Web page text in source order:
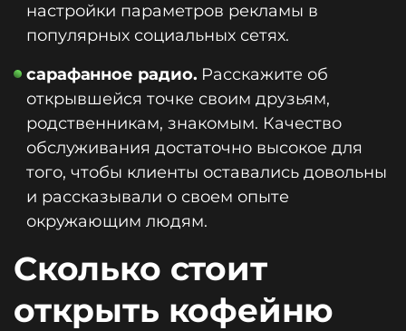
настройки параметров рекламы в
популярных социальных сетях.
сарафанное радио. Расскажите об
открывшейся точке своим друзьям,
родственникам, знакомым. Качество
обслуживания достаточно высокое для
того, чтобы клиенты оставались довольны
и рассказывали о своем опыте
окружающим людям.
Сколько стоит
открыть кофейню